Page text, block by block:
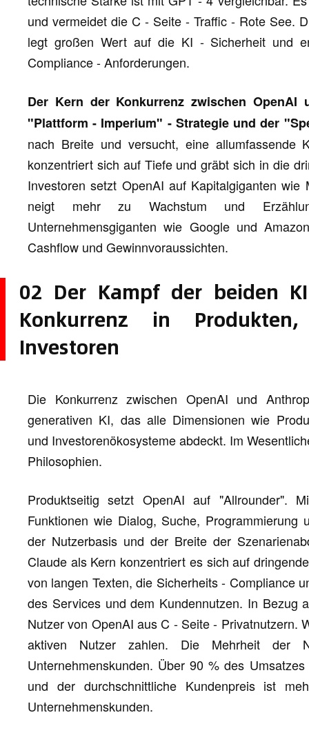
und vermeidet die C - Seite - Traffic - Rote See.
legt großen Wert auf die KI - Sicherheit und
Compliance - Anforderungen.
Der Kern der Konkurrenz zwischen
"Plattform - Imperium" - Strategie und der
nach Breite und versucht, eine allumfassende
konzentriert sich auf Tiefe und gräbt sich in die
Investoren setzt OpenAI auf Kapitalgiganten
neigt mehr zu Wachstum und
Unternehmensgiganten wie Google und
Cashflow und Gewinnvoraussichten.
02 Der Kampf der beiden
Konkurrenz in
Investoren
Die Konkurrenz zwischen OpenAI und
generativen KI, das alle Dimensionen wie
und Investorenökosysteme abdeckt. Im
Philosophien.
Produktseitig setzt OpenAI auf "Allrounder".
Funktionen wie Dialog, Suche,
der Nutzerbasis und der Breite der
Claude als Kern konzentriert es sich auf
von langen Texten, die Sicherheits - Compliance
des Services und dem Kundennutzen. In Bezug
Nutzer von OpenAI aus C - Seite - Privatnutzern.
aktiven Nutzer zahlen. Die Mehrheit
Unternehmenskunden. Über 90 % des
und der durchschnittliche Kundenpreis ist
Unternehmenskunden.